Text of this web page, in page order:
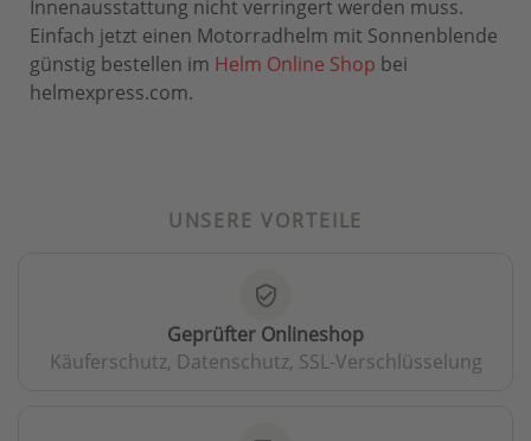
Innenausstattung nicht verringert werden muss.
Einfach jetzt einen Motorradhelm mit Sonnenblende
günstig bestellen im Helm Online Shop bei
helmexpress.com.
UNSERE VORTEILE
verified_user
Geprüfter Onlineshop
Käuferschutz, Datenschutz, SSL-Verschlüsselung